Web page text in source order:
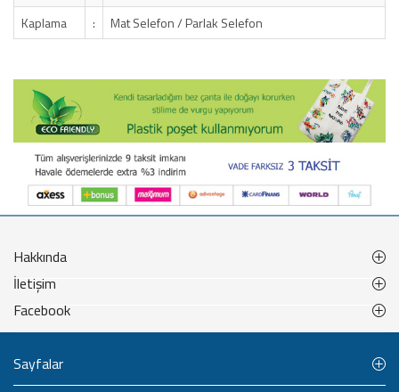
Kaplama
: Mat Selefon / Parlak Selefon
Hakkında
İletişim
Facebook
Sayfalar